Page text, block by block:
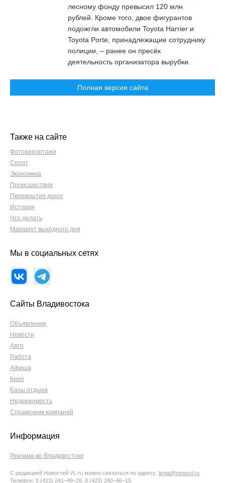
лесному фонду превысил 120 млн
рублей. Кроме того, двое фигурантов
подожгли автомобили Toyota Harrier и
Toyota Porte, принадлежащие сотруднику
полиции, – ранее он пресёк
деятельность организатора вырубки.
Полная версия сайта
Также на сайте
Фоторепортажи
Спорт
Экономика
Происшествия
Перекрытия дорог
Истории
Что делать
Маршрут выходного дня
Мы в социальных сетях
Сайты Владивостока
Объявления
Новости
Авто
Работа
Афиша
Кино
Базы отдыха
Недвижимость
Справочник компаний
Информация
Реклама во Владивостоке
С редакцией Новостей VL.ru можно связаться по адресу: lenta@newsvl.ru
Телефон: 8 (423) 241−49−26, 8 (423) 280−66−15